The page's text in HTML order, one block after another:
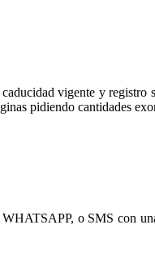
vigente y registro
pidiendo cantidades
o SMS con